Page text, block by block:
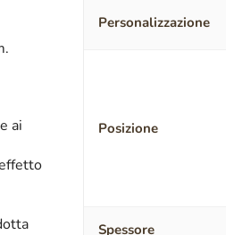
ai
Personalizzazione
Posizione
Spessore